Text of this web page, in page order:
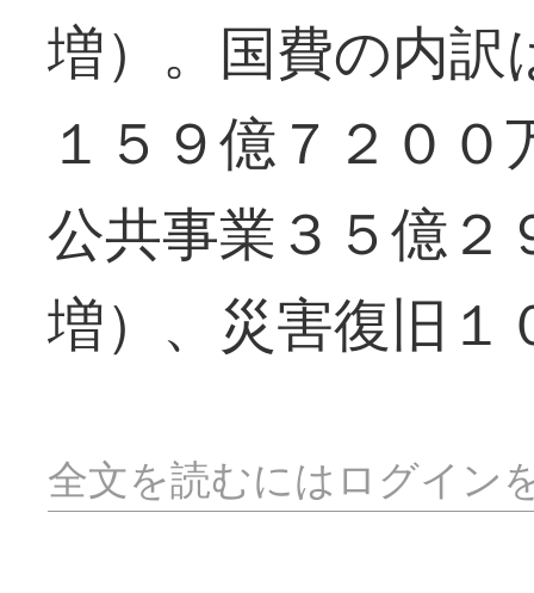
増）。国費の内訳
１５９億７２０
公共事業３５億２
増）、災害復旧１
全文を読むにはログイン